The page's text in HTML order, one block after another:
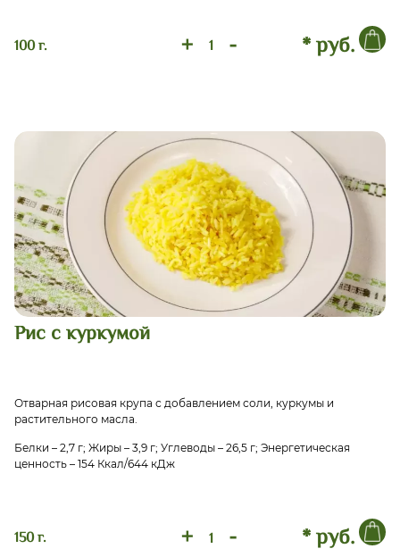
100 г. + - * руб.
Рис с куркумой
Отварная рисовая крупа с добавлением соли, куркумы и
растительного масла.
Белки – 2,7 г; Жиры – 3,9 г; Углеводы – 26,5 г; Энергетическая
ценность – 154 Ккал/644 кДж
150 г. + - * руб.